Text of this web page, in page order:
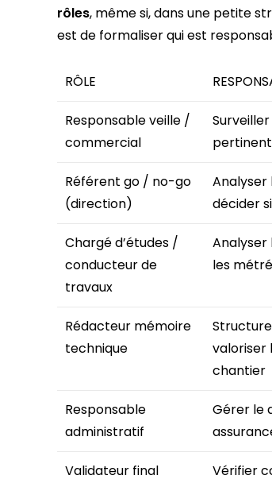
rôles, même si, dans une petite
est de formaliser qui est
RÔLE
Responsable veille /
commercial
Référent go / no-go
(direction)
Analyser
décider
Chargé d’études /
conducteur de
travaux
Analyser
les
Rédacteur mémoire
technique
valoriser
chantier
Responsable
administratif
Gérer le
Validateur final
Vérifier